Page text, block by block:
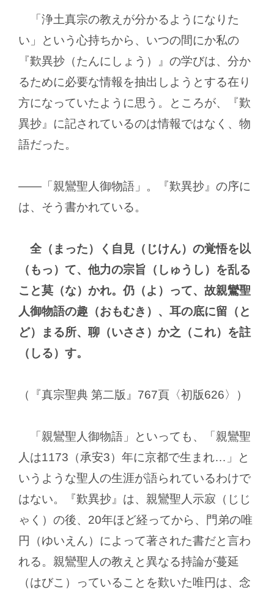
「浄土真宗の教えが分かるようになりた
い」という心持ちから、いつの間にか私の
『歎異抄（たんにしょう）』の学びは、分か
るために必要な情報を抽出しようとする在り
方になっていたように思う。ところが、『歎
異抄』に記されているのは情報ではなく、物
語だった。
― 「親鸞聖人御物語」。『歎異抄』の序に
は、そう書かれている。
全（まった）く自見（じけん）の覚悟を以
（もっ）て、他力の宗旨（しゅうし）を乱る
こと莫（な）かれ。仍（よ）って、故親鸞聖
人御物語の趣（おもむき）、耳の底に留（と
ど）まる所、聊（いささ）か之（これ）を註
（しる）す。
（『真宗聖典 第二版』767頁〈初版626〉）
「親鸞聖人御物語」といっても、「親鸞聖
人は1173（承安3）年に京都で生まれ…」と
いうような聖人の生涯が語られているわけで
はない。『歎異抄』は、親鸞聖人示寂（じじ
ゃく）の後、20年ほど経ってから、門弟の唯
円（ゆいえん）によって著された書だと言わ
れる。親鸞聖人の教えと異なる持論が蔓延
（はびこ）っていることを歎いた唯円は、念